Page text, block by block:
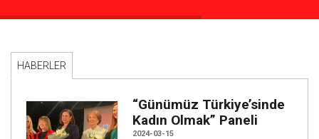
HABERLER
“Günümüz Türkiye’sinde
Kadın Olmak” Paneli
2024-03-15